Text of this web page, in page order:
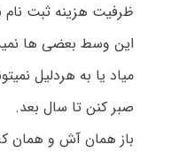
ظرفیت هزینه ثبت نام
این وسط بعضی ها
میاد یا به هردلیل
صبر کنن تا سال بعد.
باز همان آش و همان